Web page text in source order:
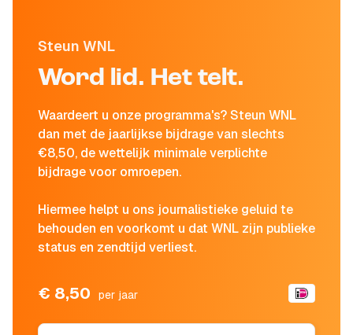
Steun WNL
Word lid. Het telt.
Waardeert u onze programma's? Steun WNL
dan met de jaarlijkse bijdrage van slechts
€8,50, de wettelijk minimale verplichte
bijdrage voor omroepen.
Hiermee helpt u ons journalistieke geluid te
behouden en voorkomt u dat WNL zijn publieke
status en zendtijd verliest.
€ 8,50 per jaar